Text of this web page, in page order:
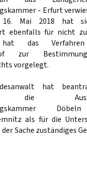
- Erfurt
16. Mai 2018 hat
ebenfalls für nicht
das
zur
vorgelegt.
hat
die
als für die
Sache zuständiges